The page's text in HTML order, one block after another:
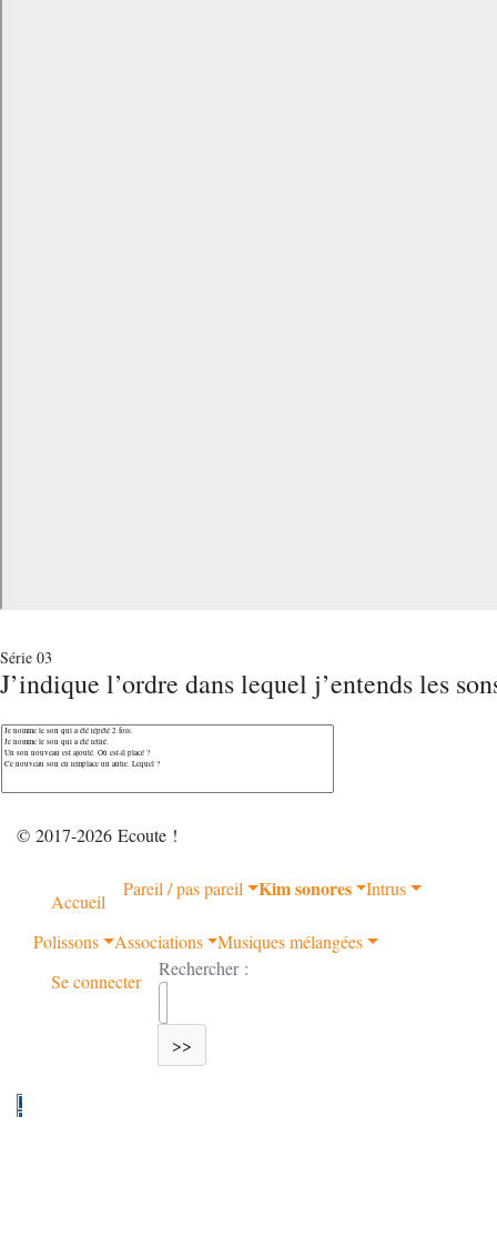
Série 03
J’indique l’ordre dans lequel j’entends les
© 2017-2026 Ecoute !
Accueil
Pareil / pas pareil Kim sonores Intrus
Polissons Associations
Musiques mélangées
Se connecter
Rechercher :
>>